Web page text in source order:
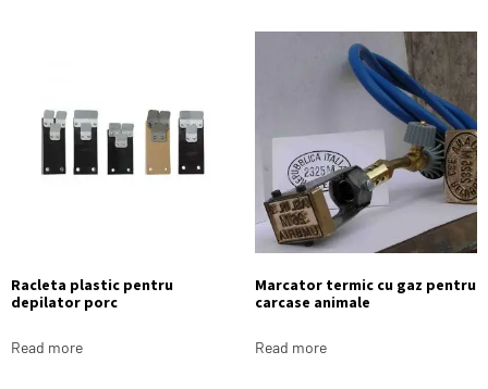
Racleta plastic pentru
depilator porc
Read more
Marcator termic cu gaz pentru
carcase animale
Read more